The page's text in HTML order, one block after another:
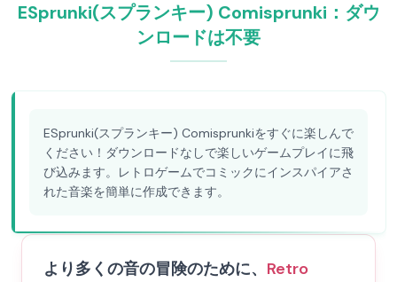
ESprunki(スプランキー) Comisprunki：ダウ
ンロードは不要
ESprunki(スプランキー) Comisprunkiをすぐに楽しんで
ください！ダウンロードなしで楽しいゲームプレイに飛
び込みます。レトロゲームでコミックにインスパイアさ
れた音楽を簡単に作成できます。
より多くの音の冒険のために、 Retro